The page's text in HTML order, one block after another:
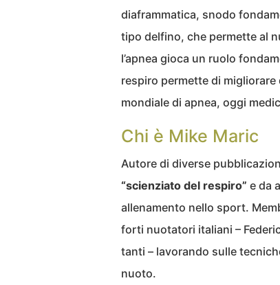
diaframmatica, snodo
tipo delfino, che permette al
l’apnea gioca un ruolo
respiro permette di migliorare
mondiale di apnea, oggi
Chi è Mike Maric
Autore di diverse
“scienziato del respiro” e da
allenamento nello sport.
forti nuotatori italiani –
tanti – lavorando sulle
nuoto.